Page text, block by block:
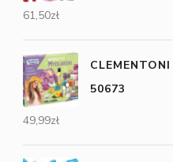
61,50zł
50673
49,99zł